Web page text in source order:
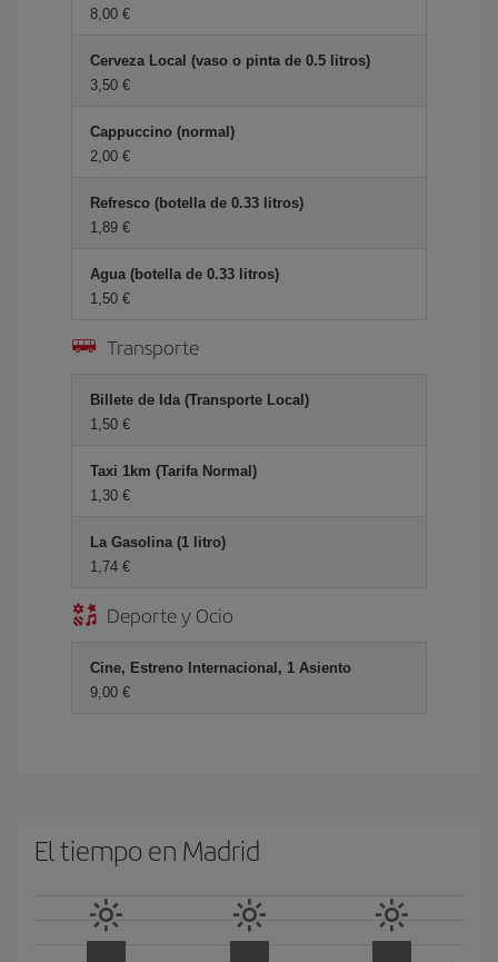
8,00 €
Cerveza Local (vaso o pinta de 0.5 litros)
3,50 €
Cappuccino (normal)
2,00 €
Refresco (botella de 0.33 litros)
1,89 €
Agua (botella de 0.33 litros)
1,50 €
Transporte
Billete de Ida (Transporte Local)
1,50 €
Taxi 1km (Tarifa Normal)
1,30 €
La Gasolina (1 litro)
1,74 €
Deporte y Ocio
Cine, Estreno Internacional, 1 Asiento
9,00 €
El tiempo en Madrid